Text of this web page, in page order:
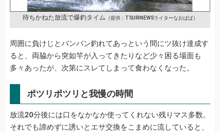
待ちかねた放流で爆釣タイム （提供：TSURINEWSライターなおぱぱ）
周囲に負けじとバンバン釣れてあっという間にツ抜け達成す
ると、両脇から突如竿が入ってきたりなど少々困る場面も
多々あったが、次第にスレてしまって食わなくなった。
ポツリポツリと我慢の時間
放流20分後には口をなかなか使ってくれない残りマス多数。
それでも諦めずに誘いとエサ交換をこまめに流していると、